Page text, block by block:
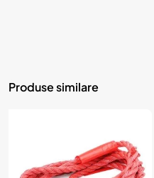
Produse similare